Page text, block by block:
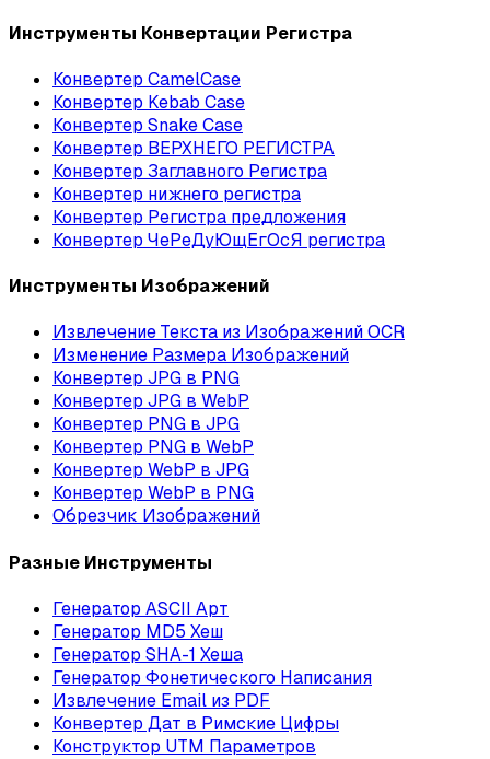
Инструменты Конвертации Регистра
Конвертер CamelCase
Конвертер Kebab Case
Конвертер Snake Case
Конвертер ВЕРХНЕГО РЕГИСТРА
Конвертер Заглавного Регистра
Конвертер нижнего регистра
Конвертер Регистра предложения
Конвертер ЧеРеДуЮщЕгОсЯ регистра
Инструменты Изображений
Извлечение Текста из Изображений OCR
Изменение Размера Изображений
Конвертер JPG в PNG
Конвертер JPG в WebP
Конвертер PNG в JPG
Конвертер PNG в WebP
Конвертер WebP в JPG
Конвертер WebP в PNG
Обрезчик Изображений
Разные Инструменты
Генератор ASCII Арт
Генератор MD5 Хеш
Генератор SHA-1 Хеша
Генератор Фонетического Написания
Извлечение Email из PDF
Конвертер Дат в Римские Цифры
Конструктор UTM Параметров